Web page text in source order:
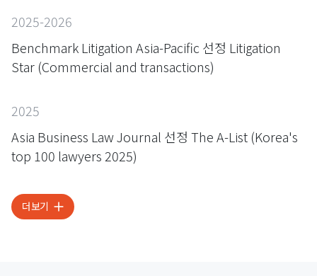
2025-2026
Benchmark Litigation Asia-Pacific 선정 Litigation
Star (Commercial and transactions)
2025
Asia Business Law Journal 선정 The A-List (Korea's
top 100 lawyers 2025)
더보기